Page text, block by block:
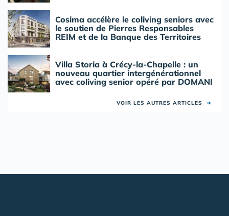
Cosima accélère le coliving seniors avec
le soutien de Pierres Responsables
REIM et de la Banque des Territoires
Villa Storia à Crécy-la-Chapelle : un
nouveau quartier intergénérationnel
avec coliving senior opéré par DOMANI
VOIR LES AUTRES ARTICLES ➜